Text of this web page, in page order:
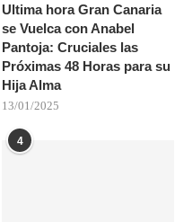
Ultima hora Gran Canaria
se Vuelca con Anabel
Pantoja: Cruciales las
Próximas 48 Horas para su
Hija Alma
13/01/2025
4